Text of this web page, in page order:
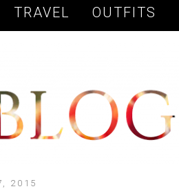
TRAVEL OUTFITS
2015